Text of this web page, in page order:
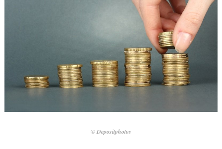
© Depositphotos